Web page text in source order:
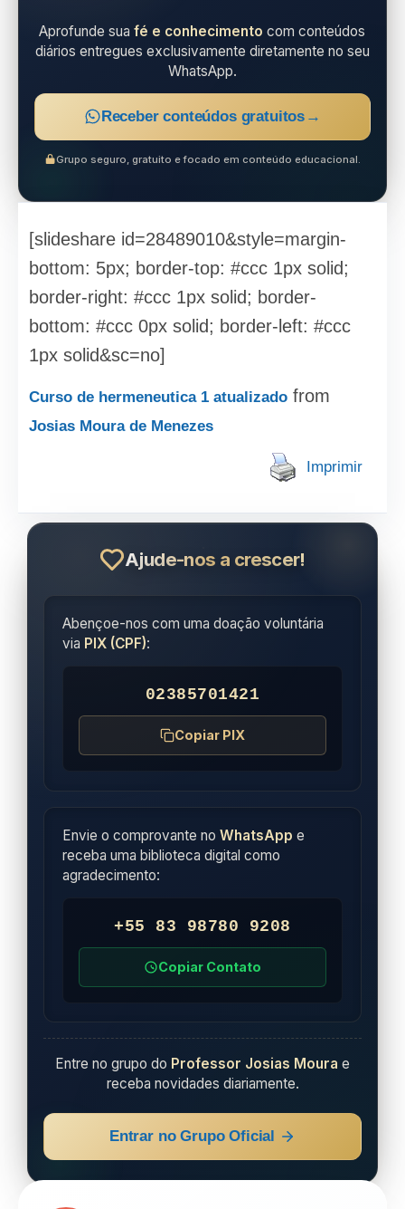
Aprofunde suafé e conhecimento com conteúdos
diários entregues exclusivamente diretamente no seu
WhatsApp.
Receber conteúdos gratuitos →
Grupo seguro, gratuito e focado em conteúdo educacional.
[slideshare id=28489010&style=margin-
bottom: 5px; border-top: #ccc 1px solid;
border-right: #ccc 1px solid; border-
bottom: #ccc 0px solid; border-left: #ccc
1px solid&sc=no]
Curso de hermeneutica 1 atualizado from
Josias Moura de Menezes
Imprimir
Ajude-nos a crescer!
Abençoe-nos com uma doação voluntária
via PIX (CPF):
02385701421
Copiar PIX
Envie o comprovante noWhatsApp e
receba uma biblioteca digital como
agradecimento:
+55 83 98780 9208
Copiar Contato
Entre no grupo do Professor Josias Moura e
receba novidades diariamente.
Entrar no Grupo Oficial